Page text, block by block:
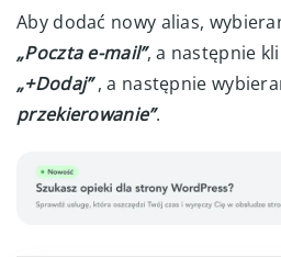
Aby dodać nowy alias,
„Poczta e-mail”, a następnie
„+Dodaj”, a następnie
przekierowanie”.